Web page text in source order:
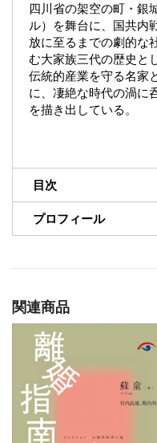
四川省の架空の町・銀
ル）を舞台に、国共内
放に至るまでの劇的な
む大家族三代の歴史と
伝統的産業を守る名家
に、凄絶な時代の渦に
を描き出している。
目次
プロフィール
関連商品